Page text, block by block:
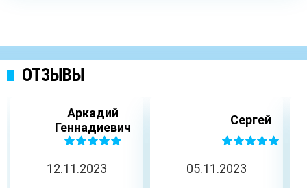
ОТЗЫВЫ
Аркадий
Геннадиевич
12.11.2023
Сергей
05.11.2023